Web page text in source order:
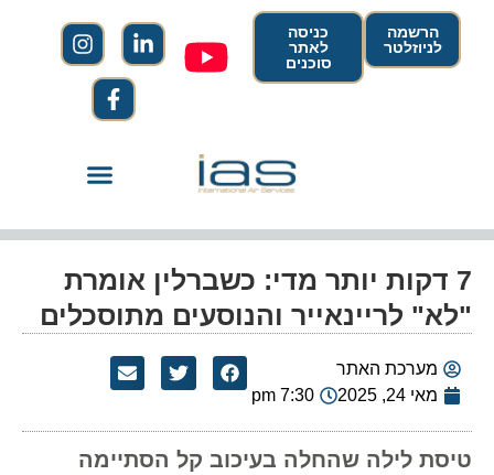
הרשמה
לניוזלטר
כניסה
לאתר
סוכנים
7 דקות יותר מדי: כשברלין אומרת
"לא" לריינאייר והנוסעים מתוסכלים
מערכת האתר
מאי 24, 2025
7:30 pm
טיסת לילה שהחלה בעיכוב קל הסתיימה